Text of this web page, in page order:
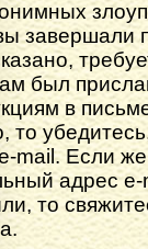
завершали
был
в
то
mail. Если
адрес
то